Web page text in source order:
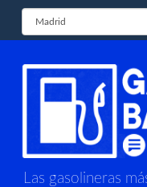
Las gasolineras